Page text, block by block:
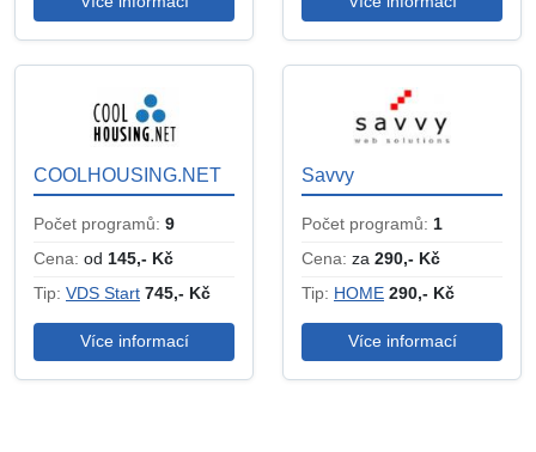
COOLHOUSING.NET
Počet programů: 9
Cena: od 145,- Kč
Tip: VDS Start 745,- Kč
Více informací
Savvy
Počet programů: 1
Cena: za 290,- Kč
Tip: HOME 290,- Kč
Více informací